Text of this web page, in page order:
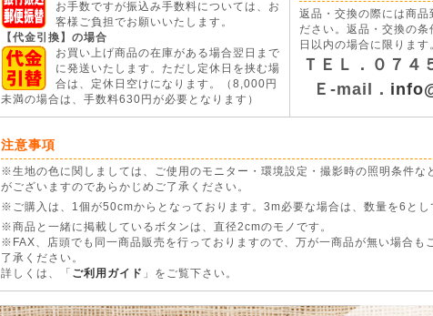
お手数ですが振込み手数料については、お
客様ご負担でお願いいたします。
【代金引換】の場合
お買い上げ商品の在庫がある場合翌日まで
に発送いたします。ただし定休日を挟む場
合は、定休日空けになります。（8,000円
未満の場合は、手数料630円が必要となります）
返品・交換の際には商品
ださい。返品・交換の条
日以内の場合に限ります
ＴＥＬ．０７４
Ｅ-mail．
注意事項
※生地の色に関しましては、ご使用のモニター・環境設定・撮影時の照明条件な
がございますのであらかじめご了承ください。
※ご購入は、1個が50cmからとなっております。3m必要な場合は、数量を6とし
※商品と一緒に掲載しているボタンは、直径2cmのモノです。
※FAX、店頭でも同一商品販売を行っておりますので、万が一商品が無い場合も
了承ください。
詳しくは、「 ご利用ガイド 」をご覧下さい。